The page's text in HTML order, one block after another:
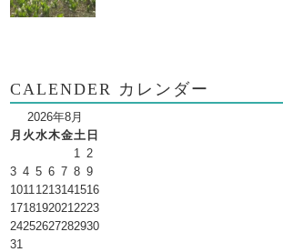
CALENDER カレンダー
2026年8月
月 火水木金土 日
1
2
3 4 5 6 7 8 9
1011 1213141516
1718192021 2223
24252627282930
31